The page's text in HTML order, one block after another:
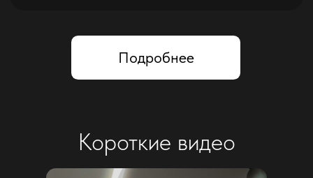
с современными материалами